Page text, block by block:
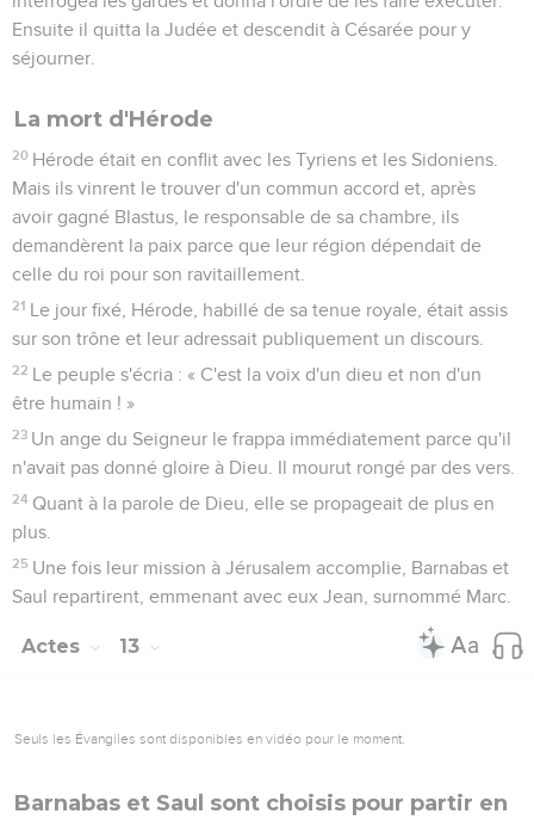
Ensuite il quitta la Judée et descendit à Césarée pour y
séjourner.
La mort d'Hérode
20 Hérode était en conflit avec les Tyriens et les Sidoniens.
Mais ils vinrent le trouver d'un commun accord et, après
avoir gagné Blastus, le responsable de sa chambre, ils
demandèrent la paix parce que leur région dépendait de
celle du roi pour son ravitaillement.
21 Le jour fixé, Hérode, habillé de sa tenue royale, était assis
sur son trône et leur adressait publiquement un discours.
22 Le peuple s'écria : « C'est la voix d'un dieu et non d'un
être humain ! »
23 Un ange du Seigneur le frappa immédiatement parce qu'il
n'avait pas donné gloire à Dieu. Il mourut rongé par des vers.
24 Quant à la parole de Dieu, elle se propageait de plus en
plus.
25 Une fois leur mission à Jérusalem accomplie, Barnabas et
Saul repartirent, emmenant avec eux Jean, surnommé Marc.
Actes 13
Seuls les Évangiles sont disponibles en vidéo pour le moment.
Barnabas et Saul sont choisis pour partir en